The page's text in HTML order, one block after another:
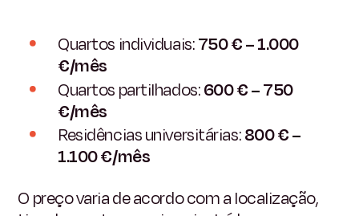
Quartos individuais:750 € – 1.000
€/mês
Quartos partilhados:600 € – 750
€/mês
Residências universitárias:800 € –
1.100 €/mês
O preço varia de acordo com a localização,